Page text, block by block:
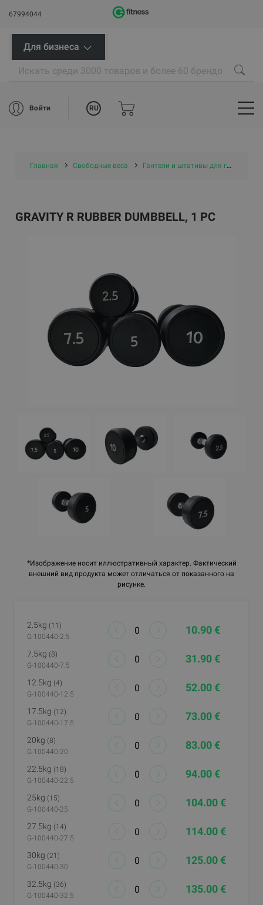
67994044
Для бизнеса
Войти RU
Главная Свободные веса Гантели и штативы для гантелей
*Изображение носит иллюстративный характер. Фактический
внешний вид продукта может отличаться от показанного на
рисунке.
GRAVITY R RUBBER DUMBBELL, 1 PC
2.5kg (11)
G-100440-2.5
10.90 €
7.5kg (8)
G-100440-7.5
31.90 €
12.5kg (4)
G-100440-12.5
52.00 €
17.5kg (12)
G-100440-17.5
73.00 €
20kg (8)
G-100440-20
83.00 €
22.5kg (18)
G-100440-22.5
94.00 €
25kg (15)
G-100440-25
104.00 €
27.5kg (14)
G-100440-27.5
114.00 €
30kg (21)
G-100440-30
125.00 €
32.5kg (36)
G-100440-32.5
135.00 €